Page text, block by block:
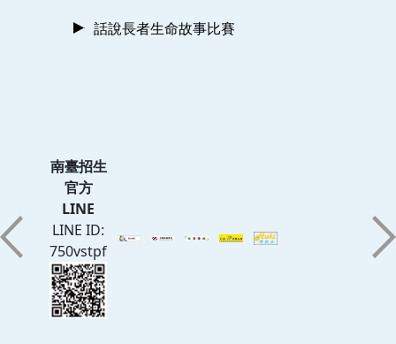
話說長者生命故事比賽
南臺招生
官方
LINE
LINE ID:
750vstpf